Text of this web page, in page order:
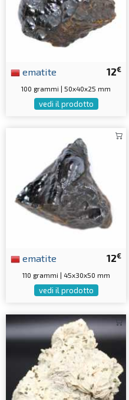
12€
ematite
100 grammi | 50x40x25 mm
vedi il prodotto
12€
ematite
110 grammi | 45x30x50 mm
vedi il prodotto